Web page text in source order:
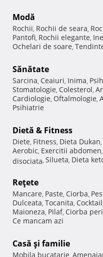
Modă
Rochii, Rochii de seara,
Pantofi, Rochii elegante,
Ochelari de soare,
Sănătate
Sarcina, Ceaiuri, Inima,
Stomatologie, Colesterol,
Cardiologie, Oftalmologie,
Psihiatrie
Dietă & Fitness
Diete, Fitness, Dieta Dukan,
Aerobic, Exercitii abdomen,
disociata, Silueta, Dieta
Reţete
Mancare, Paste, Ciorba,
Dulceata, Tocanita, Cocktail,
Maioneza, Pilaf, Ciorba
Ce mancam azi
Casă şi familie
Mobila bucatarie,